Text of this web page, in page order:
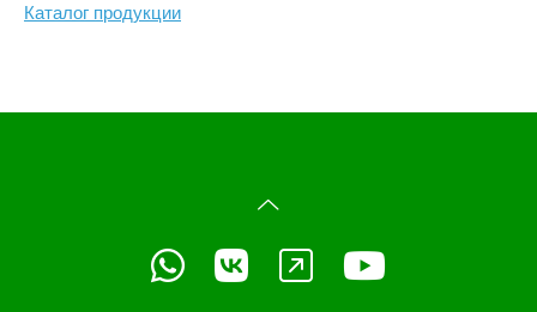
Каталог продукции